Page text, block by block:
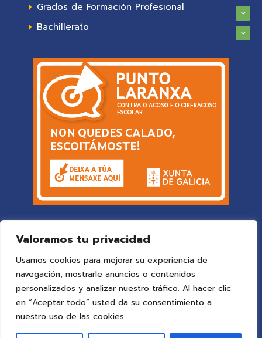
Valoramos tu privacidad
Usamos cookies para mejorar su experiencia de
navegación, mostrarle anuncios o contenidos
personalizados y analizar nuestro tráfico. Al hacer clic
en “Aceptar todo” usted da su consentimiento a
nuestro uso de las cookies.
Grados de Formación Profesional
Bachillerato
© 2025 Colegio Vigoby ideaspropias publicidad&web
Todos los derechos reservados.